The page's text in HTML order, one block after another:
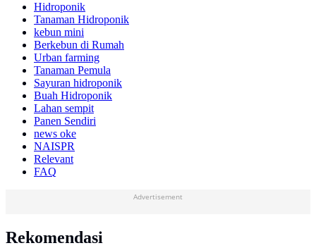
Hidroponik
Tanaman Hidroponik
kebun mini
Berkebun di Rumah
Urban farming
Tanaman Pemula
Sayuran hidroponik
Buah Hidroponik
Lahan sempit
Panen Sendiri
news oke
NAISPR
Relevant
FAQ
Advertisement
Rekomendasi